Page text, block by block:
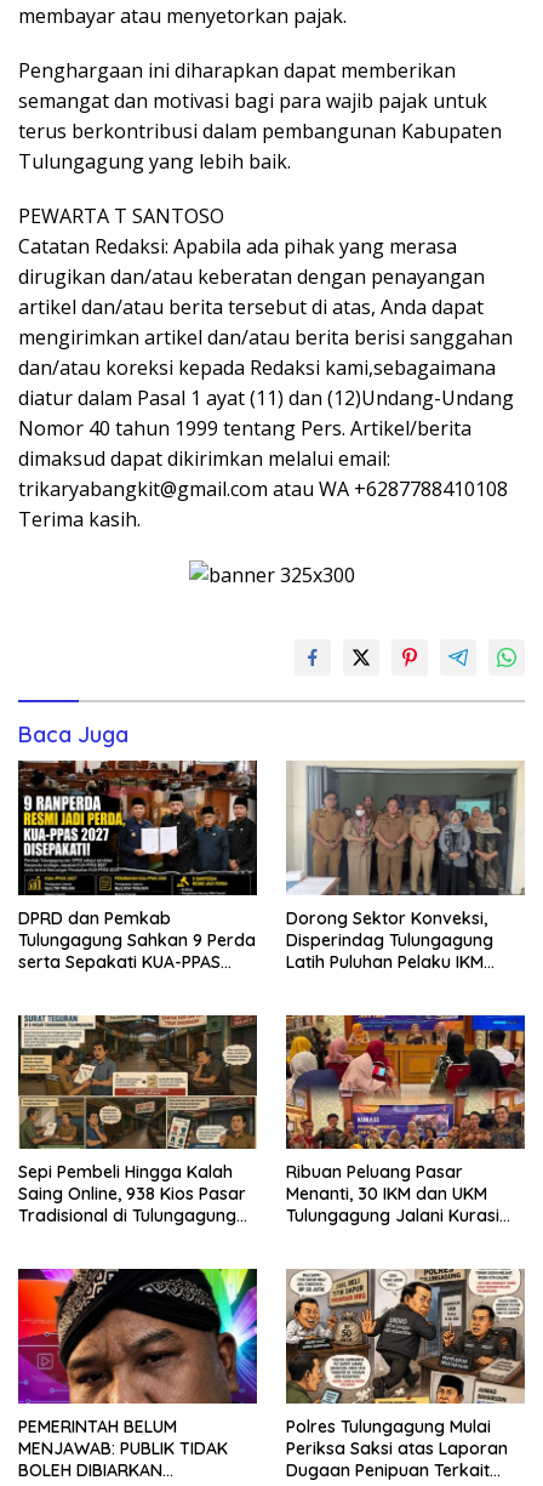
membayar atau menyetorkan pajak.
Penghargaan ini diharapkan dapat memberikan
semangat dan motivasi bagi para wajib pajak untuk
terus berkontribusi dalam pembangunan Kabupaten
Tulungagung yang lebih baik.
PEWARTA T SANTOSO
Catatan Redaksi: Apabila ada pihak yang merasa
dirugikan dan/atau keberatan dengan penayangan
artikel dan/atau berita tersebut di atas, Anda dapat
mengirimkan artikel dan/atau berita berisi sanggahan
dan/atau koreksi kepada Redaksi kami,sebagaimana
diatur dalam Pasal 1 ayat (11) dan (12)Undang-Undang
Nomor 40 tahun 1999 tentang Pers. Artikel/berita
dimaksud dapat dikirimkan melalui email:
trikaryabangkit@gmail.com atau WA +6287788410108
Terima kasih.
Baca Juga
DPRD dan Pemkab
Tulungagung Sahkan 9 Perda
serta Sepakati KUA-PPAS
Dorong Sektor Konveksi,
Disperindag Tulungagung
Latih Puluhan Pelaku IKM
Sepi Pembeli Hingga Kalah
Saing Online, 938 Kios Pasar
Tradisional di Tulungagung
Ribuan Peluang Pasar
Menanti, 30 IKM dan UKM
Tulungagung Jalani Kurasi
PEMERINTAH BELUM
MENJAWAB: PUBLIK TIDAK
BOLEH DIBIARKAN
Polres Tulungagung Mulai
Periksa Saksi atas Laporan
Dugaan Penipuan Terkait